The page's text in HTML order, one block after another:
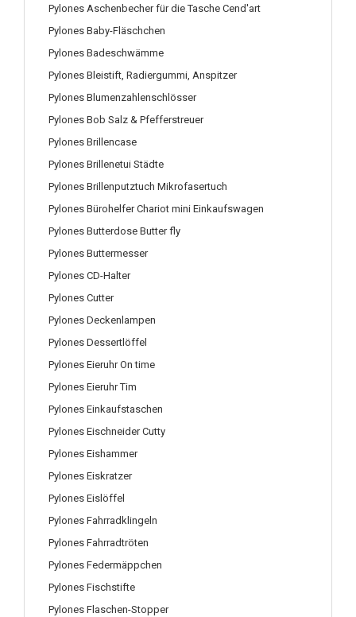
Pylones Aschenbecher für die Tasche Cend'art
Pylones Baby-Fläschchen
Pylones Badeschwämme
Pylones Bleistift, Radiergummi, Anspitzer
Pylones Blumenzahlenschlösser
Pylones Bob Salz & Pfefferstreuer
Pylones Brillencase
Pylones Brillenetui Städte
Pylones Brillenputztuch Mikrofasertuch
Pylones Bürohelfer Chariot mini Einkaufswagen
Pylones Butterdose Butter fly
Pylones Buttermesser
Pylones CD-Halter
Pylones Cutter
Pylones Deckenlampen
Pylones Dessertlöffel
Pylones Eieruhr On time
Pylones Eieruhr Tim
Pylones Einkaufstaschen
Pylones Eischneider Cutty
Pylones Eishammer
Pylones Eiskratzer
Pylones Eislöffel
Pylones Fahrradklingeln
Pylones Fahrradtröten
Pylones Federmäppchen
Pylones Fischstifte
Pylones Flaschen-Stopper